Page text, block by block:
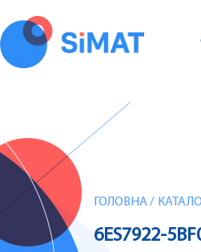
ГОЛОВНА/ КАТАЛОГ
6ES7922-